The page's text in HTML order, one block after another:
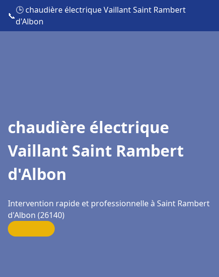
📞
🕒 chaudière électrique Vaillant Saint Rambert
d'Albon
chaudière électrique
Vaillant Saint Rambert
d'Albon
Intervention rapide et professionnelle à Saint Rambert
d'Albon (26140)